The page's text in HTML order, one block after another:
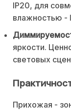
IP20, для
влажностью -
яркости.
световых
Прихожая -